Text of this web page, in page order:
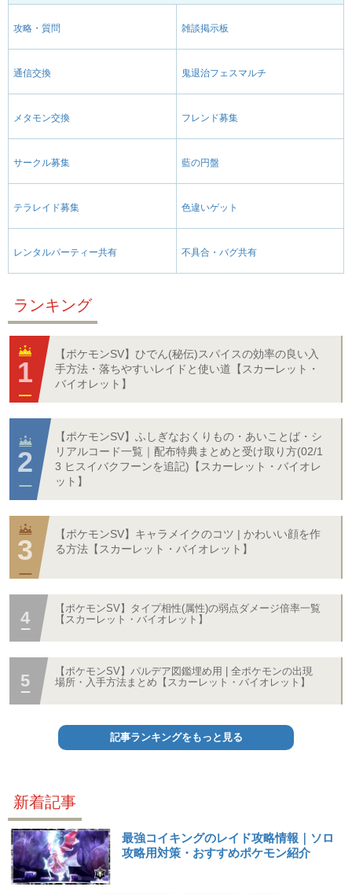
攻略・質問 雑談掲示板
通信交換 鬼退治フェスマルチ
メタモン交換 フレンド募集
サークル募集 藍の円盤
テラレイド募集 色違いゲット
レンタルパーティー共有 不具合・バグ共有
ランキング
【ポケモンSV】ひでん(秘伝)スパイスの効率の良い入
手方法・落ちやすいレイドと使い道【スカーレット・
バイオレット】
【ポケモンSV】ふしぎなおくりもの・あいことば・シ
リアルコード一覧｜配布特典まとめと受け取り方(02/1
3 ヒスイバクフーンを追記)【スカーレット・バイオレ
ット】
【ポケモンSV】キャラメイクのコツ | かわいい顔を作
る方法【スカーレット・バイオレット】
【ポケモンSV】タイプ相性(属性)の弱点ダメージ倍率一覧
【スカーレット・バイオレット】
【ポケモンSV】パルデア図鑑埋め用 | 全ポケモンの出現
場所・入手方法まとめ【スカーレット・バイオレット】
記事ランキングをもっと見る
新着記事
最強コイキングのレイド攻略情報｜ソロ
攻略用対策・おすすめポケモン紹介